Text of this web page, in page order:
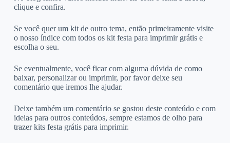
clique e confira.
Se você quer um kit de outro tema, então primeiramente visite
o nosso índice com todos os kit festa para imprimir grátis e
escolha o seu.
Se eventualmente, você ficar com alguma dúvida de como
baixar, personalizar ou imprimir, por favor deixe seu
comentário que iremos lhe ajudar.
Deixe também um comentário se gostou deste conteúdo e com
ideias para outros conteúdos, sempre estamos de olho para
trazer kits festa grátis para imprimir.